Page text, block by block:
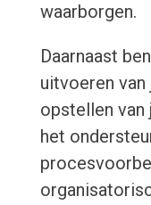
waarborgen.
Daarnaast
uitvoeren
opstellen van
het